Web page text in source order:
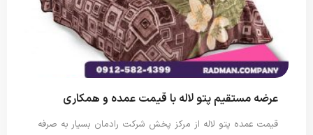
عرضه مستقیم پتو لاله با قیمت عمده و همکاری
قیمت عمده پتو لاله از مرکز پخش شرکت رادمان بسیار به صرفه